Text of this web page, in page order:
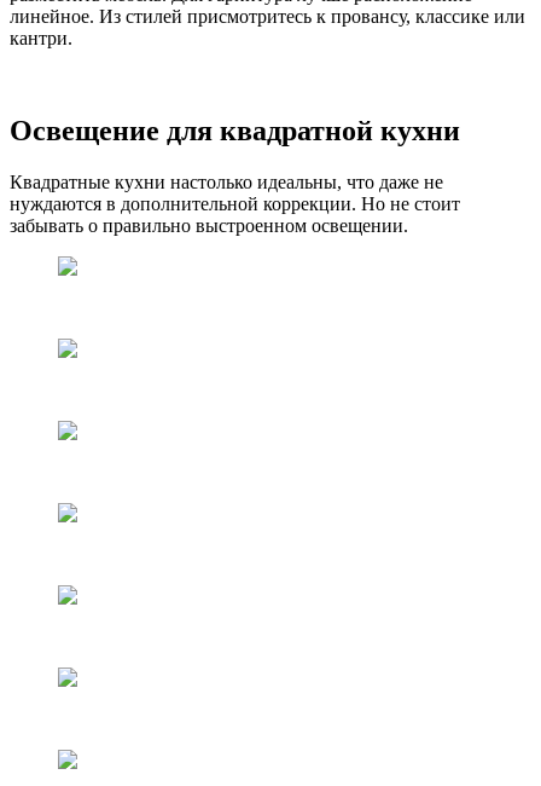
линейное. Из стилей присмотритесь к провансу, классике или
кантри.
Освещение для квадратной кухни
Квадратные кухни настолько идеальны, что даже не
нуждаются в дополнительной коррекции. Но не стоит
забывать о правильно выстроенном освещении.